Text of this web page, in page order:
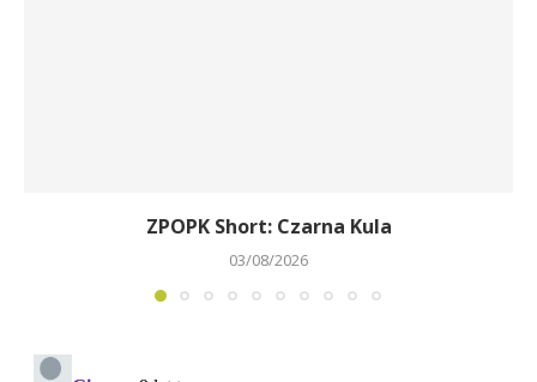
ZPOPK Short: Czarna Kula
03/08/2026